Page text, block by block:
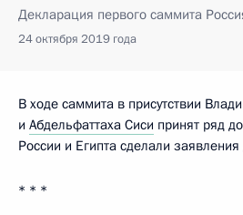
Декларация первого саммита
24 октября 2019 года
В ходе саммита в присутствии
и Абдельфаттаха Сиси принят ряд
России и Египта сделали
* * *